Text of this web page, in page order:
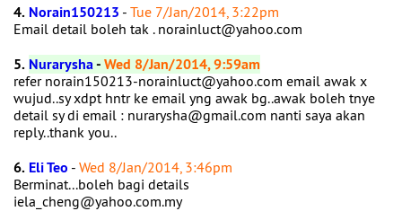
4. Norain150213 - Tue 7/Jan/2014, 3:22pm
Email detail boleh tak . norainluct@yahoo.com
5. Nurarysha-Wed 8/Jan/2014, 9:59am
refer norain150213-norainluct@yahoo.com email awak x
wujud..sy xdpt hntr ke email yng awak bg..awak boleh tnye
detail sy di email : nurarysha@gmail.com nanti saya akan
reply..thank you..
6. Eli Teo - Wed 8/Jan/2014, 3:46pm
Berminat...boleh bagi details
iela_cheng@yahoo.com.my